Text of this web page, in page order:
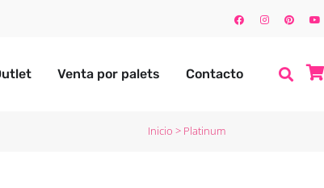
Venta por palets Contacto
Inicio > Platinum